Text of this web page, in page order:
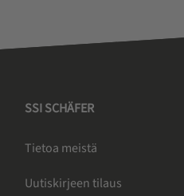
SSI SCHÄFER
Tietoa meistä
Uutiskirjeen tilaus